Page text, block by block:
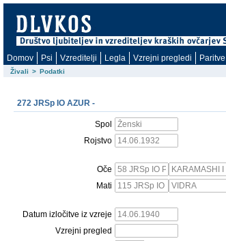
Domov Psi Vzreditelji Legla Vzrejni pregledi Paritve
Živali > Podatki
272 JRSp IO AZUR -
Spol
Rojstvo
Oče
Mati
Datum izločitve iz vzreje
Vzrejni pregled